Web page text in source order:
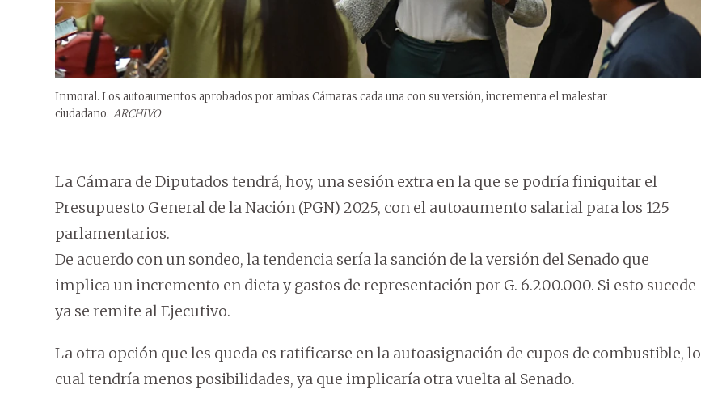
Inmoral. Los autoaumentos aprobados por ambas Cámaras cada una con su versión, incrementa el malestar
ciudadano. ARCHIVO
La Cámara de Diputados tendrá, hoy, una sesión extra en la que se podría finiquitar el
Presupuesto General de la Nación (PGN) 2025, con el autoaumento salarial para los 125
parlamentarios.
De acuerdo con un sondeo, la tendencia sería la sanción de la versión del Senado que
implica un incremento en dieta y gastos de representación por G. 6.200.000. Si esto sucede
ya se remite al Ejecutivo.
La otra opción que les queda es ratificarse en la autoasignación de cupos de combustible, lo
cual tendría menos posibilidades, ya que implicaría otra vuelta al Senado.